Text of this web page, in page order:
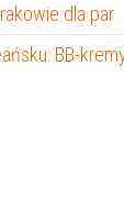
dla par
BB-